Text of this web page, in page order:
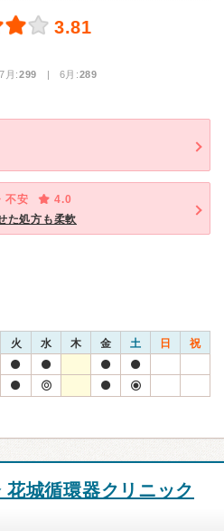
3.81
月:299 | 6月:289
不安
4.0
た処方も柔軟
火 水 木 金 土 日 祝
城循環器クリニック